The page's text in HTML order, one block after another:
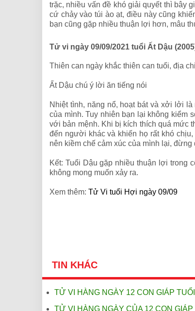
trặc, nhiều vấn đề khó giải quyết thì bây
cứ chảy vào túi ào ạt, điều này cũng
bạn cũng gặp nhiều thuận lợi hơn, mâu
Tử vi ngày 09/09/2021 tuổi Ất Dậu
Thiên can ngày khắc thiên can tuổi, địa
Ất Dậu chú ý lời ăn tiếng nói
Nhiệt tình, năng nổ, hoạt bát và xởi lởi
của mình. Tuy nhiên bạn lại không kiểm
với bản mệnh. Khi bị kích thích quá mức
đến người khác và khiến họ rất khó
nên kiềm chế cảm xúc của mình lại,
Kết: Tuổi Dậu gặp nhiều thuận lợi trong
không mong muốn xảy ra.
Xem thêm: Tử Vi tuổi Hợi ngày 09/09
TIN KHÁC
TỬ VI HÀNG NGÀY 12 CON GIÁP
TỬ VI HÀNG NGÀY CỦA 12 CON